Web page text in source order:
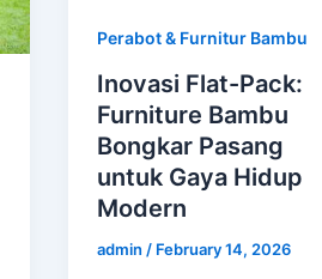
Perabot & Furnitur Bambu
Inovasi Flat-Pack:
Furniture Bambu
Bongkar Pasang
untuk Gaya Hidup
Modern
admin / February 14, 2026